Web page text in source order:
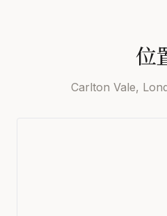
位
Carlton Vale,